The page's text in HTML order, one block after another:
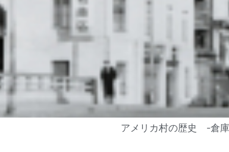
アメリカ村の歴史 -倉